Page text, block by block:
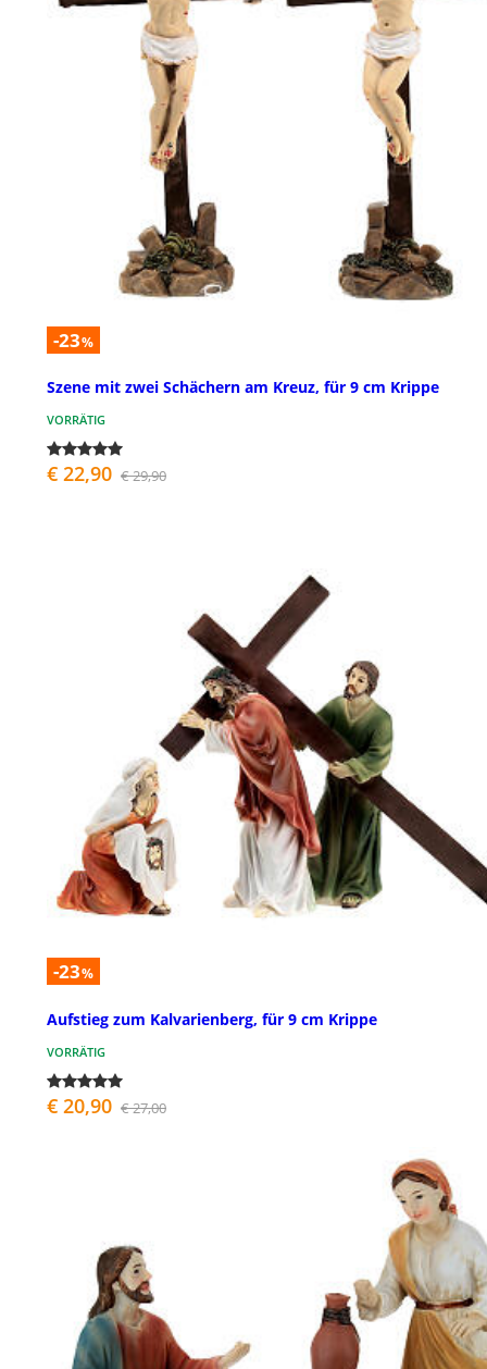
-23%
Szene mit zwei Schächern am Kreuz, für 9 cm Krippe
VORRÄTIG
€ 22,90 € 29,90
-23%
Aufstieg zum Kalvarienberg, für 9 cm Krippe
VORRÄTIG
€ 20,90 € 27,00